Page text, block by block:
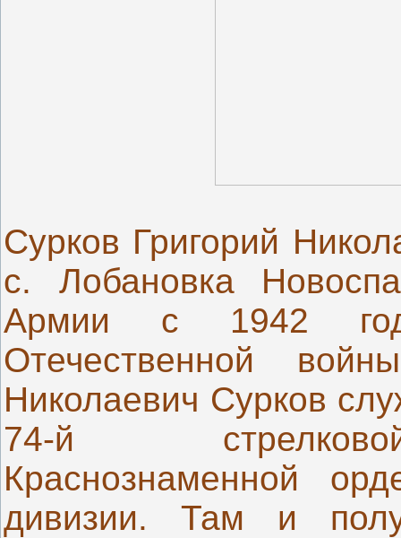
Сурков Григорий
с. Лобановка
Армии с 1942
Отечественной
Николаевич Сурков
74-й
Краснознаменной
дивизии. Там и